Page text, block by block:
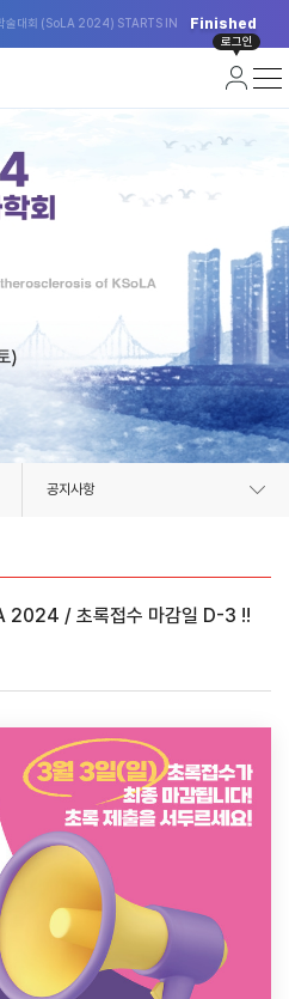
술대회 (SoLA 2024) STARTS IN Finished
로그인
공지사항
2024 / 초록접수 마감일 D-3 !!